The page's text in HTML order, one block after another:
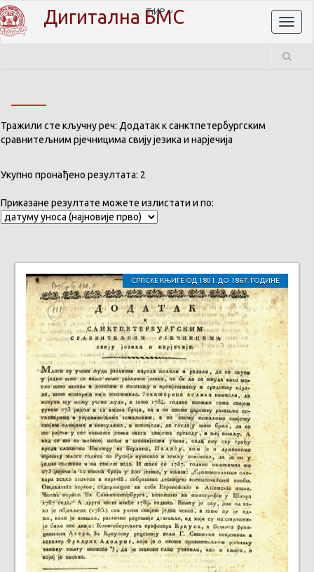
Дигитална БМС
ЋИР
Тражили сте кључну реч: Додатак к санктпетербургским
сравнитељним рјечницима свију језика и нарјечија
Укупно пронађено резултата: 2
Приказане резултате можете излистати и по:
СРПСКЕ КЊИГЕ ОД 1801. ДО 1867. ГОДИНЕ